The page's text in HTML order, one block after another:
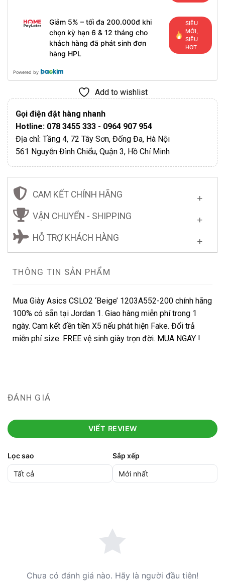
Giảm 5% – tối đa 200.000đ khi
chọn kỳ hạn 6 & 12 tháng cho
khách hàng đã phát sinh đơn
hàng HPL
SIÊU
MỚI,
SIÊU
HOT
Powered by
Add to wishlist
Gọi điện đặt hàng nhanh
Hotline: 078 3455 333 - 0964 907 954
Địa chỉ: Tầng 4, 72 Tây Sơn, Đống Đa, Hà Nội
561 Nguyễn Đình Chiểu, Quận 3, Hồ Chí Minh
CAM KẾT CHÍNH HÃNG
VẬN CHUYỂN - SHIPPING
HỖ TRỢ KHÁCH HÀNG
THÔNG TIN SẢN PHẨM
Mua Giày Asics CSLO2 ‘Beige’ 1203A552-200 chính hãng
100% có sẵn tại Jordan 1. Giao hàng miễn phí trong 1
ngày. Cam kết đền tiền X5 nếu phát hiện Fake. Đổi trả
miễn phí size. FREE vệ sinh giày trọn đời. MUA NGAY !
ĐÁNH GIÁ
VIẾT REVIEW
Lọc sao Sắp xếp
Chưa có đánh giá nào. Hãy là người đầu tiên!